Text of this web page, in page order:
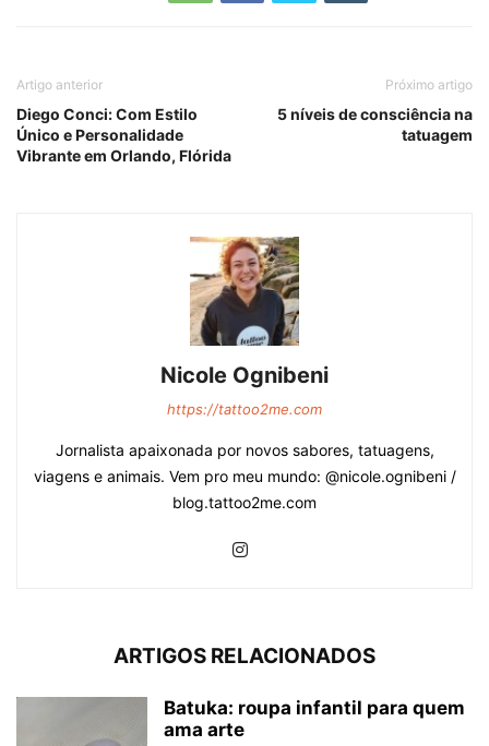
Artigo anterior
Diego Conci: Com Estilo
Único e Personalidade
Vibrante em Orlando, Flórida
Próximo artigo
5 níveis de consciência na
tatuagem
Nicole Ognibeni
https://tattoo2me.com
Jornalista apaixonada por novos sabores, tatuagens,
viagens e animais. Vem pro meu mundo: @nicole.ognibeni /
blog.tattoo2me.com
ARTIGOS RELACIONADOS
Batuka: roupa infantil para quem
ama arte